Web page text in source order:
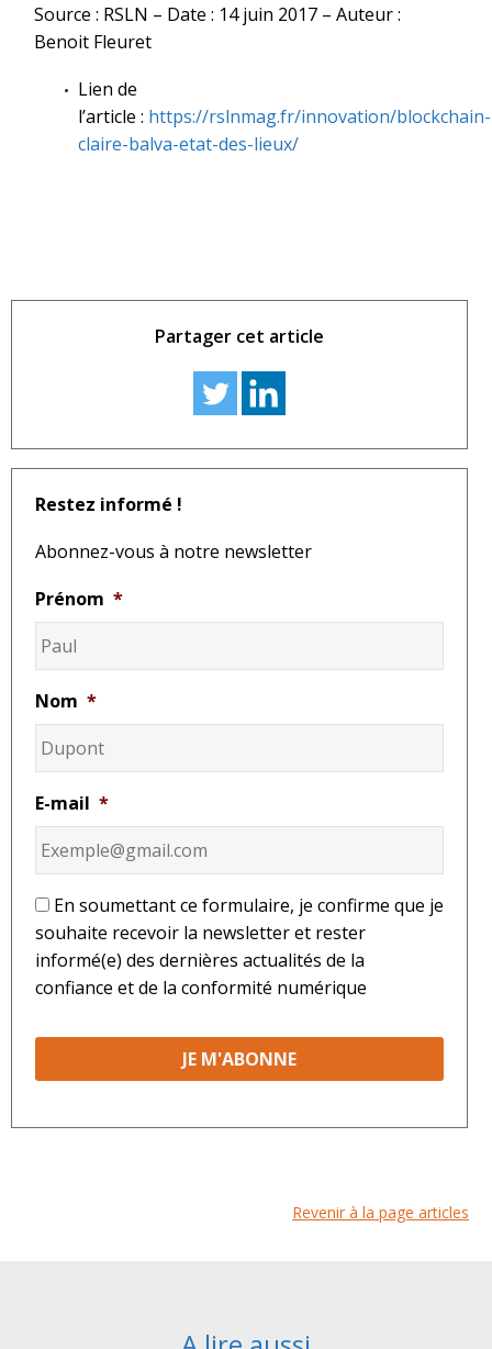
Source : RSLN – Date : 14 juin 2017 – Auteur :
Benoit Fleuret
Lien de
l’article : https://rslnmag.fr/innovation/blockchain-
claire-balva-etat-des-lieux/
Partager cet article
Restez informé !
Abonnez-vous à notre newsletter
Prénom *
Nom *
E-mail *
* En soumettant ce formulaire, je confirme que je
souhaite recevoir la newsletter et rester
informé(e) des dernières actualités de la
confiance et de la conformité numérique
Revenir à la page articles